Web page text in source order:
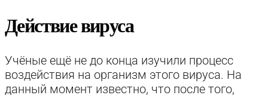
Действие вируса
Учёные ещё не до конца изучили процесс
воздействия на организм этого вируса. На
данный момент известно, что после того,